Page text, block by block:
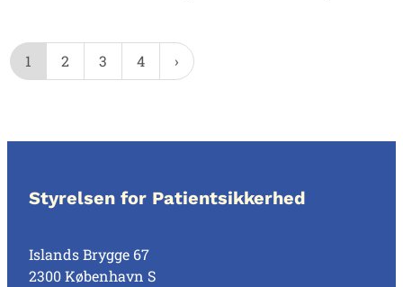
1 2 3 4
Styrelsen for Patientsikkerhed
Islands Brygge 67
2300 København S